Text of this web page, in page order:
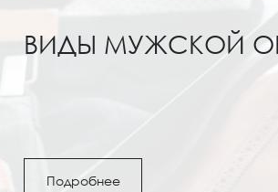
ВИДЫ МУЖСКОЙ
Подробнее